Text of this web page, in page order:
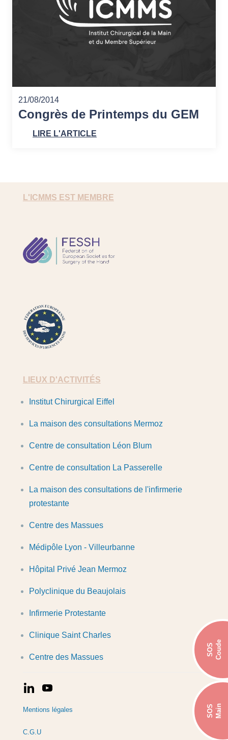
SOS Coude
SOS Main
21/08/2014
Congrès de Printemps du GEM
LIRE L'ARTICLE
L'ICMMS EST MEMBRE
LIEUX D'ACTIVITÉS
Institut Chirurgical Eiffel
La maison des consultations Mermoz
Centre de consultation Léon Blum
Centre de consultation La Passerelle
La maison des consultations de l'infirmerie
protestante
Centre des Massues
Médipôle Lyon - Villeurbanne
Hôpital Privé Jean Mermoz
Polyclinique du Beaujolais
Infirmerie Protestante
Clinique Saint Charles
Centre des Massues
Mentions légales
C.G.U